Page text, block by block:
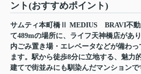
ント(おすすめポイント)
サムティ本町橋Ⅱ MEDIUS BRAVI不動
て489mの場所に、ライフ天神橋店があ
内ごみ置き場・エレベータなどが備わ
ます。駅から徒歩8分に立地する、魅力
建てで街並みにも馴染んだマンション